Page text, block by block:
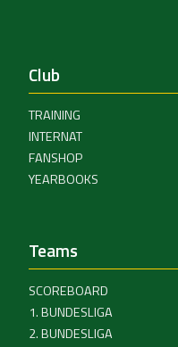
Club
TRAINING
INTERNAT
FANSHOP
YEARBOOKS
Teams
SCOREBOARD
1. BUNDESLIGA
2. BUNDESLIGA